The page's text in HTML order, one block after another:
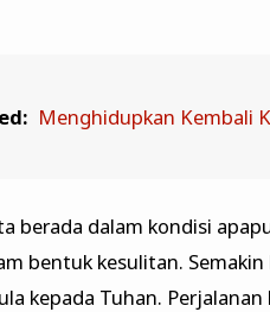
Menghidupkan Kembali
berada dalam kondisi
bentuk kesulitan.
kepada Tuhan.